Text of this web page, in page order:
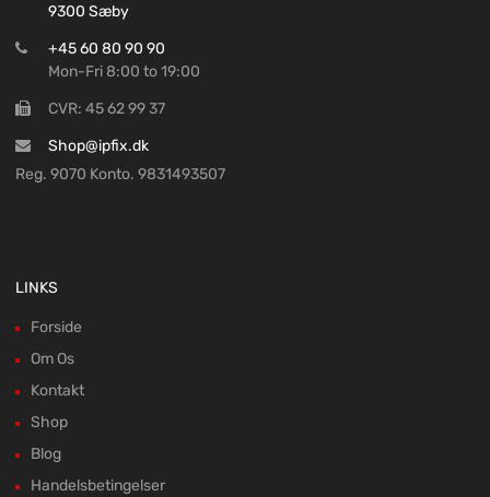
9300 Sæby
+45 60 80 90 90
Mon-Fri 8:00 to 19:00
CVR: 45 62 99 37
Shop@ipfix.dk
Reg. 9070 Konto. 9831493507
LINKS
Forside
Om Os
Kontakt
Shop
Blog
Handelsbetingelser